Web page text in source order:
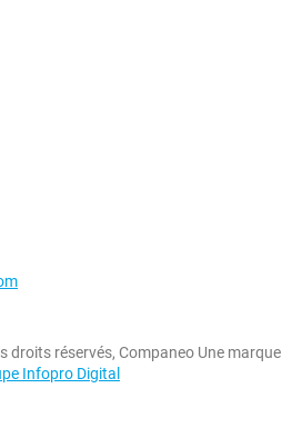
droits réservés, Companeo Une marque
Infopro Digital